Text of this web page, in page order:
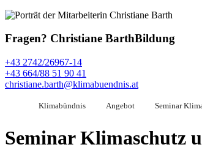
Fragen? Christiane BarthBildung
+43 2742/26967-14
+43 664/88 51 90 41
christiane.barth@klimabuendnis.at
Klimabündnis Angebot Seminar
Seminar Klimaschutz